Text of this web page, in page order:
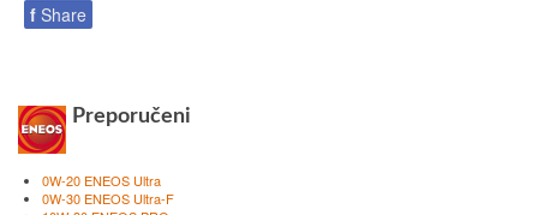
f Share
Preporučeni
0W-20 ENEOS Ultra
0W-30 ENEOS Ultra-F